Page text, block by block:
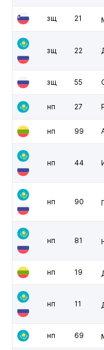
зщ 21
зщ 22
зщ 55
нп 27
нп 99
нп 44
нп 90
нп 81
нп 19
нп 11
нп 69